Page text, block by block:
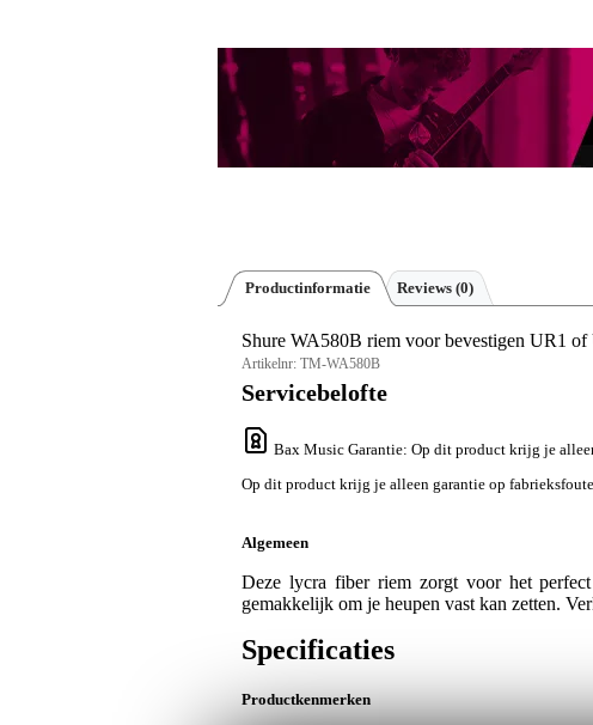
Productinformatie Reviews (0)
Shure WA580B riem voor bevestigen UR1
Artikelnr: TM-WA580B
Servicebelofte
Bax Music Garantie: Op dit product krijg je
Op dit product krijg je alleen garantie op
Algemeen
Deze lycra fiber riem zorgt voor het
gemakkelijk om je heupen vast kan zetten.
Specificaties
Productkenmerken